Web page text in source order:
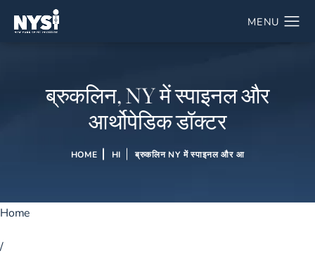
ब्रुकलिन, NY में स्पाइनल और
आर्थोपेडिक डॉक्टर
HOME HI ब्रुकलिन NY में स्पाइनल और आ
Home
/